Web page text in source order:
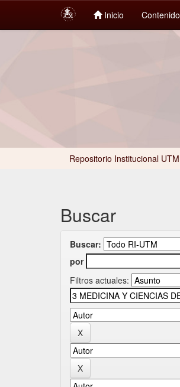
Inicio Contenido
Repositorio Institucional UTM
Buscar
Buscar:
por
Filtros actuales: